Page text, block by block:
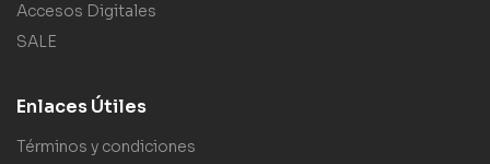
Accesos Digitales
SALE
Enlaces Útiles
Términos y condiciones